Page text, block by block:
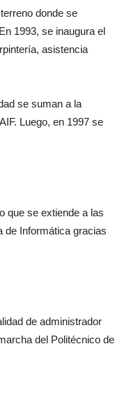
donde se
1993, se inaugura el
asistencia
se suman a la
Luego, en 1997 se
que se extiende a las
de Informática gracias
de administrador
del Politécnico de